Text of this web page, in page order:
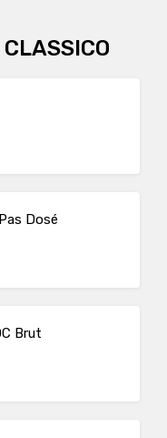
Dosé
Brut